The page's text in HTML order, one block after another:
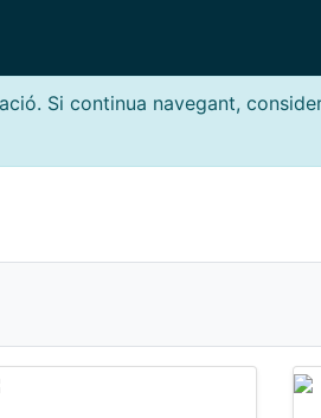
Si continua navegant,